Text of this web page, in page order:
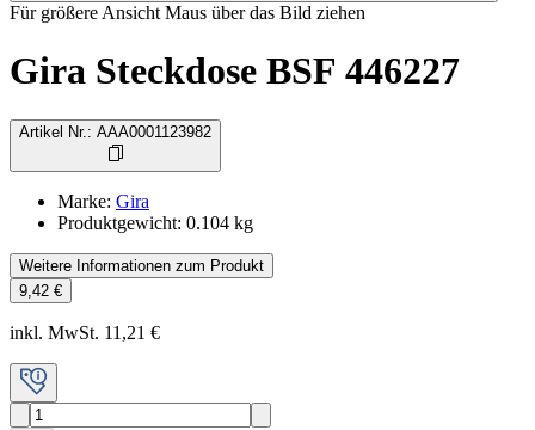
Für größere Ansicht Maus über das Bild ziehen
Gira Steckdose BSF 446227
Artikel Nr. : AAA0001123982
Marke: Gira
Produktgewicht: 0.104 kg
Weitere Informationen zum Produkt
9,42 €
inkl. MwSt. 11,21 €